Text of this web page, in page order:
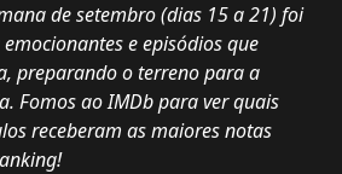
de setembro (dias 15 a 21) foi
e episódios que
preparando o terreno para a
Fomos ao IMDb para ver quais
receberam as maiores notas